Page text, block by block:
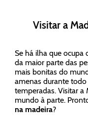
Visitar a
Se há ilha que ocupa
da maior parte das
mais bonitas do
amenas durante
temperadas. Visitar a
mundo à parte.
na madeira?